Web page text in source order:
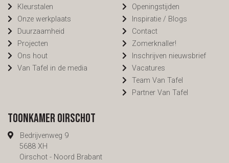
Kleurstalen
Onze werkplaats
Duurzaamheid
Projecten
Ons hout
Van Tafel in de media
Openingstijden
Inspiratie / Blogs
Contact
Zomerknaller!
Inschrijven nieuwsbrief
Vacatures
Team Van Tafel
Partner Van Tafel
Toonkamer Oirschot
Bedrijvenweg 9
5688 XH
Oirschot - Noord Brabant